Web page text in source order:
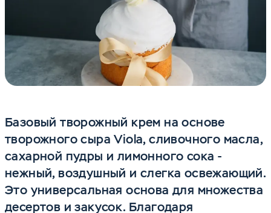
Базовый творожный крем на основе
творожного сыра Viola, сливочного масла,
сахарной пудры и лимонного сока -
нежный, воздушный и слегка освежающий.
Это универсальная основа для множества
десертов и закусок. Благодаря